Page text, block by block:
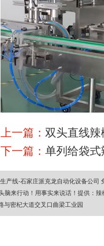
上一篇： 双头直线
下一篇： 单列给袋
产线-石家庄派克龙自动化设备公司
来行动！用事实来说话！提供： 辣
密杞大道交叉口曲梁工业园